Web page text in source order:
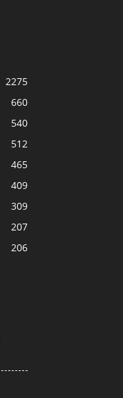
2275
660
540
512
465
409
309
207
206